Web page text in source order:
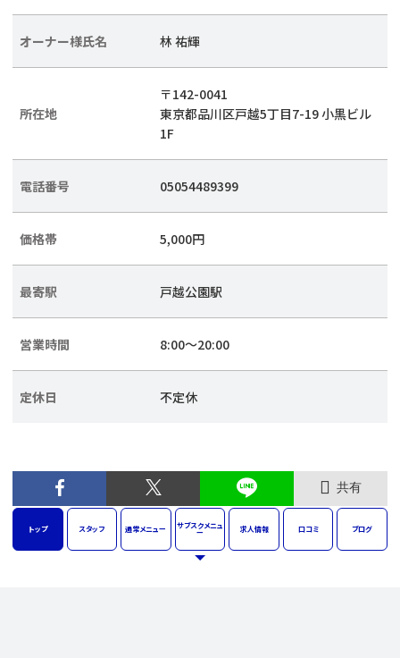
オーナー様氏名 林 祐輝
所在地
〒142-0041
東京都品川区戸越5丁目7-19 小黒ビル
1F
電話番号 05054489399
価格帯 5,000円
最寄駅 戸越公園駅
営業時間 8:00〜20:00
定休日 不定休
共有
トップ スタッフ 通常メニュー サブスクメニュ
ー 求人情報 口コミ ブログ